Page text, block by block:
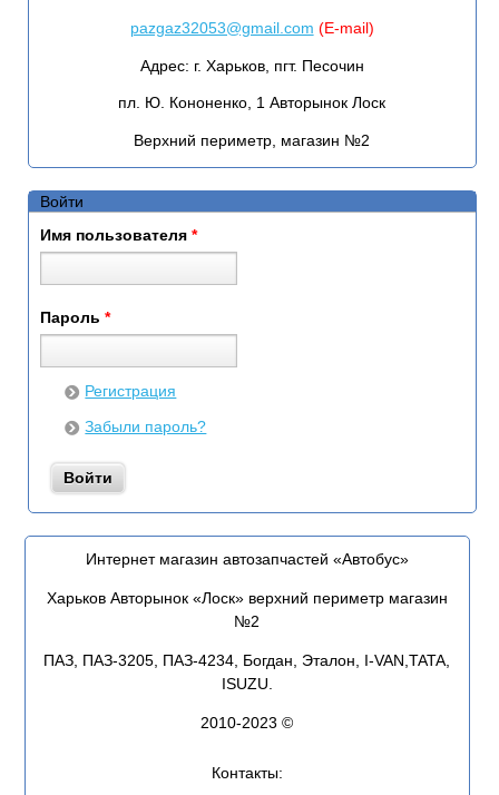
pazgaz32053@gmail.com (E-mail)
Адрес: г. Харьков, пгт. Песочин
пл. Ю. Кононенко, 1 Авторынок Лоск
Верхний периметр, магазин №2
Войти
Имя пользователя *
Пароль *
Регистрация
Забыли пароль?
Интернет магазин автозапчастей «Автобус»
Харьков Авторынок «Лоск» верхний периметр магазин
№2
ПАЗ, ПАЗ-3205, ПАЗ-4234, Богдан, Эталон, I-VAN,TATA,
ISUZU.
2010-2023 ©
Контакты: